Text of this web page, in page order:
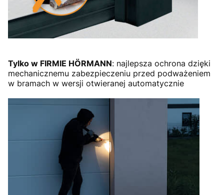
Tylko w FIRMIE HÖRMANN: najlepsza ochrona dzięki
mechanicznemu zabezpieczeniu przed podważeniem
w bramach w wersji otwieranej automatycznie